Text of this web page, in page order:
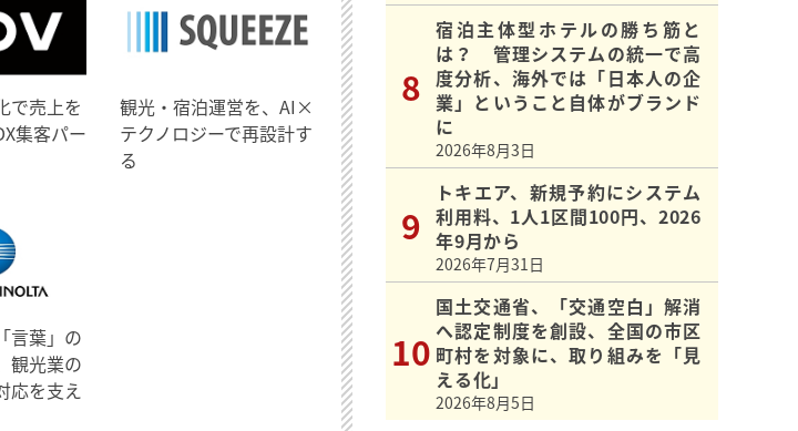
で売上を
集客パー
観光・宿泊運営を、AI×
テクノロジーで再設計す
る
言葉」の
観光業の
応を支え
宿泊主体型ホテルの勝ち筋と
は？ 管理システムの統一で高
度分析、海外では「日本人の企
業」ということ自体がブランド
に
2026年8月3日
トキエア、新規予約にシステム
利用料、1人1区間100円、2026
年9月から
2026年7月31日
国土交通省、「交通空白」解消
へ認定制度を創設、全国の市区
町村を対象に、取り組みを「見
える化」
2026年8月5日